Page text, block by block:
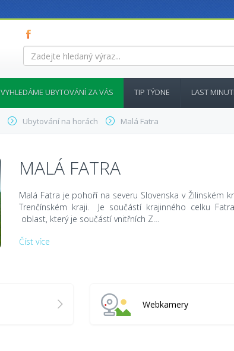
Zadejte
hledaný
VYHLEDÁME UBYTOVÁNÍ ZA VÁS TIP TÝDNE LAST
Ubytování na horách Malá Fatra
MALÁ FATRA
Malá Fatra je pohoří na severu Slovenska v Žilinském
Trenčínském kraji. Je součástí krajinného celku
oblast, který je součástí vnitřních Z…
Číst více
Webkamery